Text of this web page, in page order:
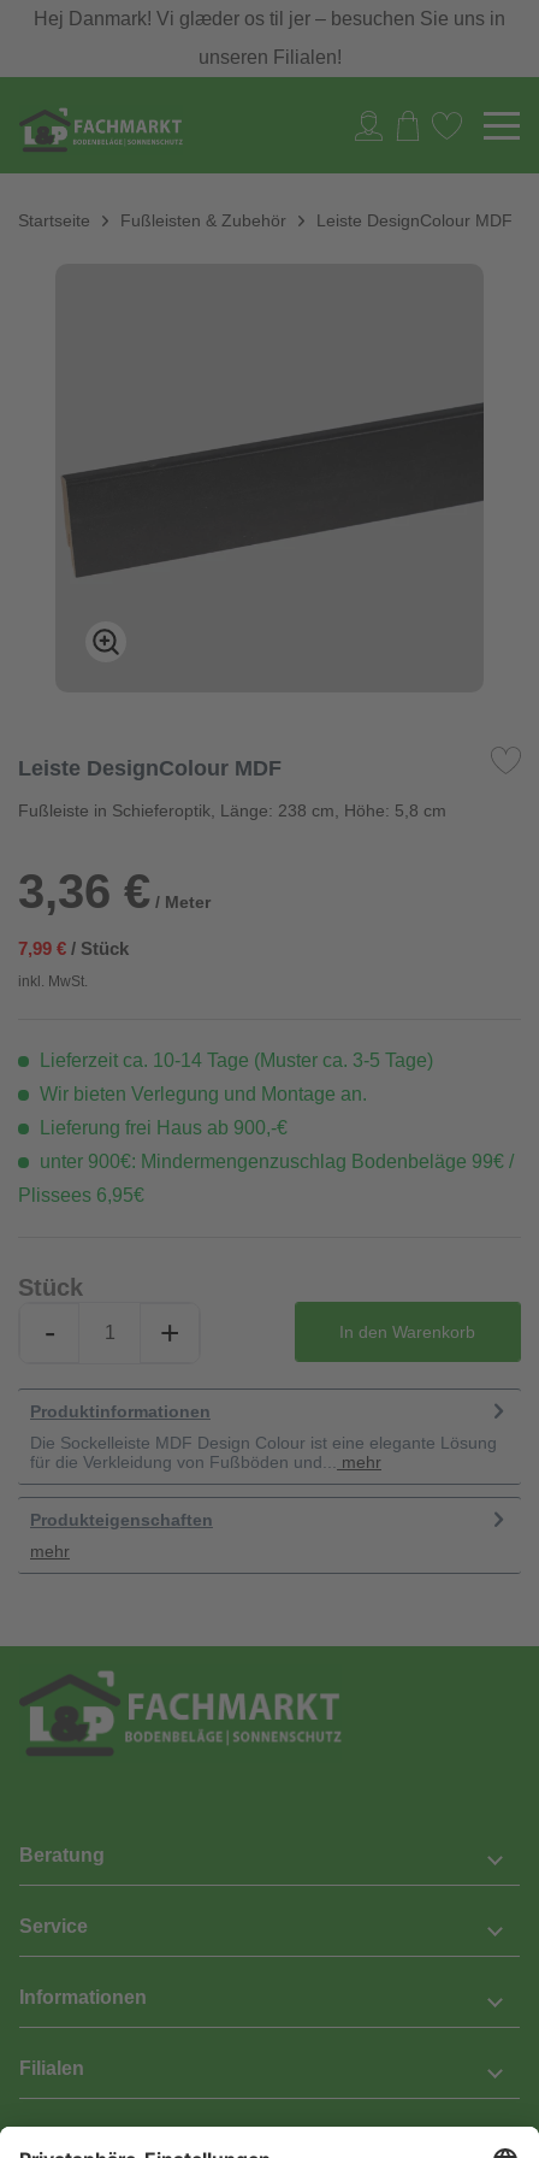
Hej Danmark! Vi glæder os til jer – besuchen Sie uns in
unseren Filialen!
Startseite Fußleisten & Zubehör Leiste DesignColour MDF
Leiste DesignColour MDF
Fußleiste in Schieferoptik, Länge: 238 cm, Höhe: 5,8 cm
3,36 € / Meter
7,99 € / Stück
inkl. MwSt.
Lieferzeit ca. 10-14 Tage (Muster ca. 3-5 Tage)
Wir bieten Verlegung und Montage an.
Lieferung frei Haus ab 900,-€
unter 900€: Mindermengenzuschlag Bodenbeläge 99€ /
Plissees 6,95€
Stück
- + In den Warenkorb
Produktinformationen
Die Sockelleiste MDF Design Colour ist eine elegante Lösung
für die Verkleidung von Fußböden und...
mehr
Produkteigenschaften
mehr
Beratung
Service
Informationen
Filialen
Barrierefreiheit
Wir bemühen uns, unsere Website barrierefrei zu gestalten.